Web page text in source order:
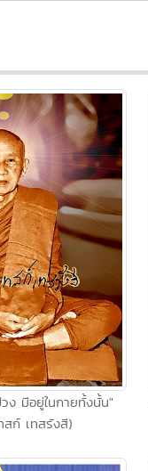
ง มีอยู่ในกายทั้งนั้น"
สก์ เทสรังสี)